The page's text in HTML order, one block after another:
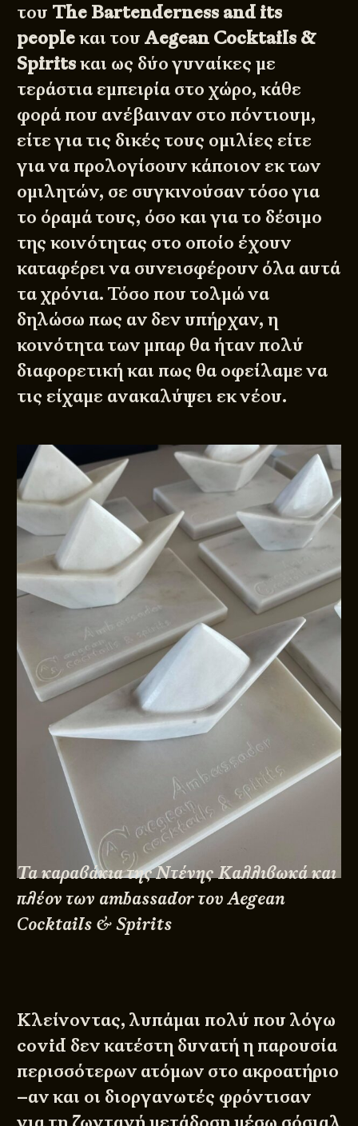
του The Bartenderness and its
peopleκαι τουAegean Cocktails &
Spiritsκαι ως δύο γυναίκες με
τεράστια εμπειρία στο χώρο, κάθε
φορά που ανέβαιναν στο πόντιουμ,
είτε για τις δικές τους ομιλίες είτε
για να προλογίσουν κάποιον εκ των
ομιλητών, σε συγκινούσαν τόσο για
το όραμά τους, όσο και για το δέσιμο
της κοινότητας στο οποίο έχουν
καταφέρει να συνεισφέρουν όλα αυτά
τα χρόνια. Τόσο που τολμώ να
δηλώσω πως αν δεν υπήρχαν, η
κοινότητα των μπαρ θα ήταν πολύ
διαφορετική και πως θα οφείλαμε να
τις είχαμε ανακαλύψει εκ νέου.
Τα καραβάκια της Ντένης Καλλιβωκά και
πλέον των ambassador του Aegean
Cocktails & Spirits
Κλείνοντας, λυπάμαι πολύ που λόγω
covid δεν κατέστη δυνατή η παρουσία
περισσότερων ατόμων στο ακροατήριο
–αν και οι διοργανωτές φρόντισαν